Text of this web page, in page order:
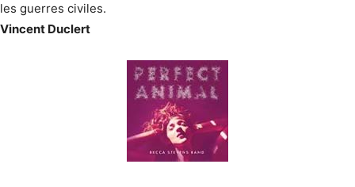
les guerres civiles.
Vincent Duclert